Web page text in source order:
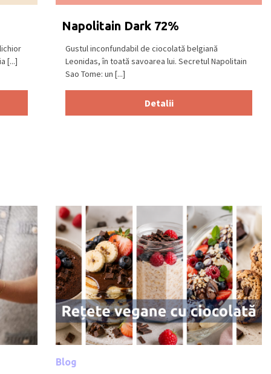
[...]
Napolitain Dark 72%
Gustul inconfundabil de ciocolată belgiană
Leonidas, în toată savoarea lui. Secretul Napolitain
Sao Tome: un [...]
Detalii
Blog